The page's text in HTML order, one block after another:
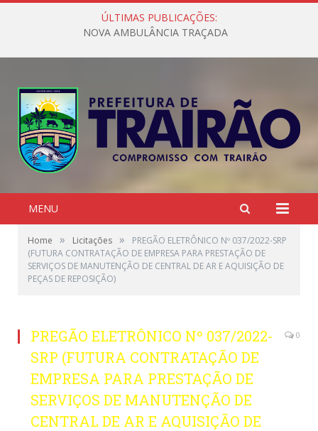
ÚLTIMAS PUBLICAÇÕES:
NOVA AMBULÂNCIA TRAÇADA
MENU
Home » Licitações »
PREGÃO ELETRÔNICO Nº 037/2022-SRP
(FUTURA CONTRATAÇÃO DE EMPRESA PARA PRESTAÇÃO DE
SERVIÇOS DE MANUTENÇÃO DE CENTRAL DE AR E AQUISIÇÃO DE
PEÇAS DE REPOSIÇÃO)
PREGÃO ELETRÔNICO Nº 037/2022-
SRP (FUTURA CONTRATAÇÃO DE
EMPRESA PARA PRESTAÇÃO DE
SERVIÇOS DE MANUTENÇÃO DE
CENTRAL DE AR E AQUISIÇÃO DE
0